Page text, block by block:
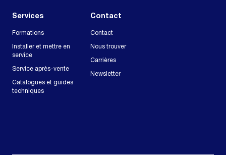
Services
Formations
Installer et mettre en
service
Service après-vente
Catalogues et guides
techniques
Contact
Contact
Nous trouver
Carrières
Newsletter